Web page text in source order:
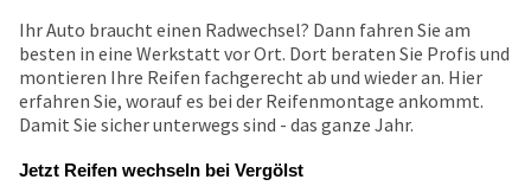
Ihr Auto braucht einen Radwechsel? Dann fahren Sie am
besten in eine Werkstatt vor Ort. Dort beraten Sie Profis und
montieren Ihre Reifen fachgerecht ab und wieder an. Hier
erfahren Sie, worauf es bei der Reifenmontage ankommt.
Damit Sie sicher unterwegs sind - das ganze Jahr.
Jetzt Reifen wechseln bei Vergölst